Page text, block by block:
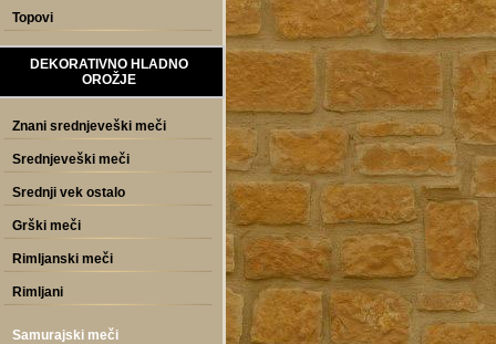
Topovi
DEKORATIVNO HLADNO
OROŽJE
Znani srednjeveški meči
Srednjeveški meči
Srednji vek ostalo
Grški meči
Rimljanski meči
Rimljani
Samurajski meči